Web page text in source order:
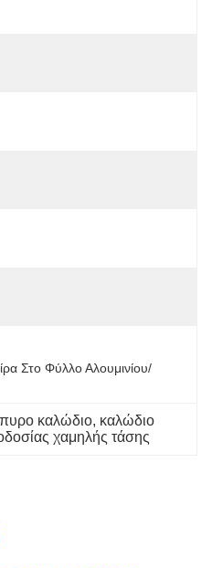
Στο Φύλλο Αλουμινίου/
καλώδιο, καλώδιο
χαμηλής τάσης